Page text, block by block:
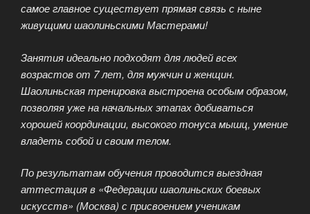
самое главное существует прямая связь с ныне
живущими шаолиньскими Мастерами!
Занятия идеально подходят для людей всех
возрастов от 7 лет, для мужчин и женщин.
Шаолиньская тренировка выстроена особым образом,
позволяя уже на начальных этапах добиваться
хорошей координации, высокого тонуса мышц, умение
владеть собой и своим телом.
По результатам обучения проводится выездная
аттестация в «Федерации шаолиньских боевых
искусств» (Москва) с присвоением ученикам